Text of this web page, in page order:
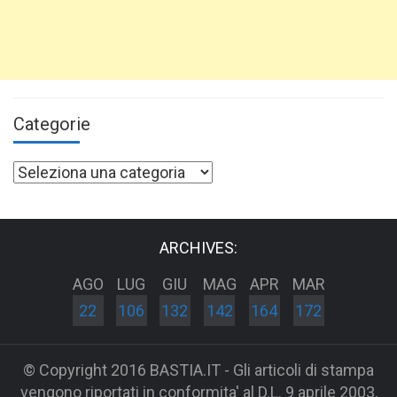
Categorie
Categorie
ARCHIVES:
AGO
22
LUG
106
GIU
132
MAG
142
APR
164
MAR
172
© Copyright 2016 BASTIA.IT - Gli articoli di stampa
vengono riportati in conformita' al D.L. 9 aprile 2003,